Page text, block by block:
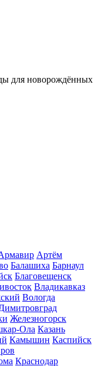
для новорождённых
Артём
Балашиха Барнаул
Благовещенск
Владикавказ
Вологда
Железногорск
Ола Казань
Камышин Каспийск
Краснодар